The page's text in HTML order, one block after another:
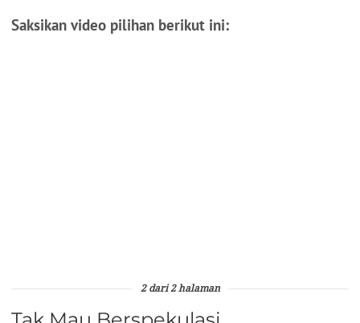
Saksikan video pilihan berikut ini:
2 dari 2 halaman